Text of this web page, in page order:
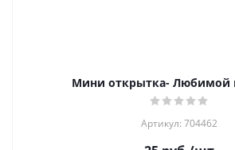
Мини открытка- Любимой
Артикул: 704462